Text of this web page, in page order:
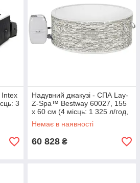
Intex
3
Надувний джакузі - СПА Lay-
Z-Spa™ Bestway 60027, 155
х 60 см (4 місць: 1 325 л/год,
аеро)
Немає в наявності
60 828 ₴